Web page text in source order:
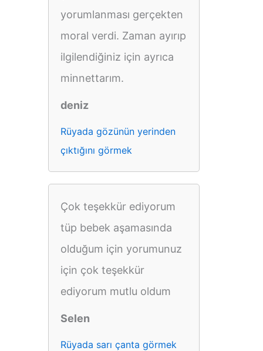
yorumlanması gerçekten
moral verdi. Zaman ayırıp
ilgilendiğiniz için ayrıca
minnettarım.
deniz
Rüyada gözünün yerinden
çıktığını görmek
Çok teşekkür ediyorum
tüp bebek aşamasında
olduğum için yorumunuz
için çok teşekkür
ediyorum mutlu oldum
Selen
Rüyada sarı çanta görmek